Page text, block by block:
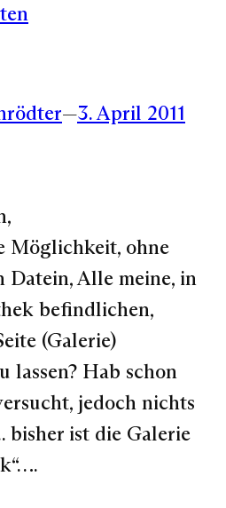
—3. April 2011
Möglichkeit, ohne
Datein, Alle meine, in
befindlichen,
(Galerie)
lassen? Hab schon
jedoch nichts
bisher ist die Galerie